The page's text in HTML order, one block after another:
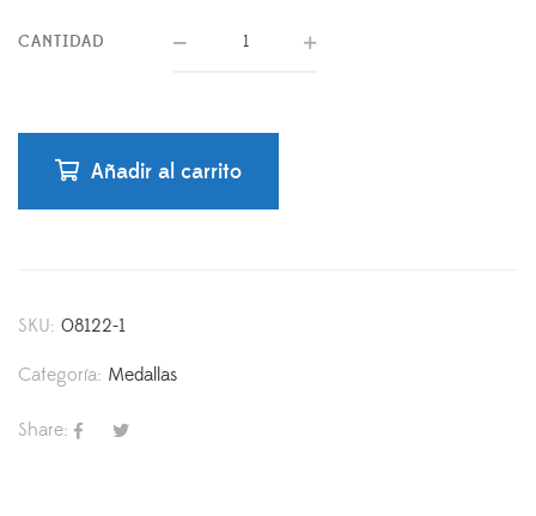
CANTIDAD
Añadir al carrito
SKU: 08122-1
Categoría: Medallas
Share: